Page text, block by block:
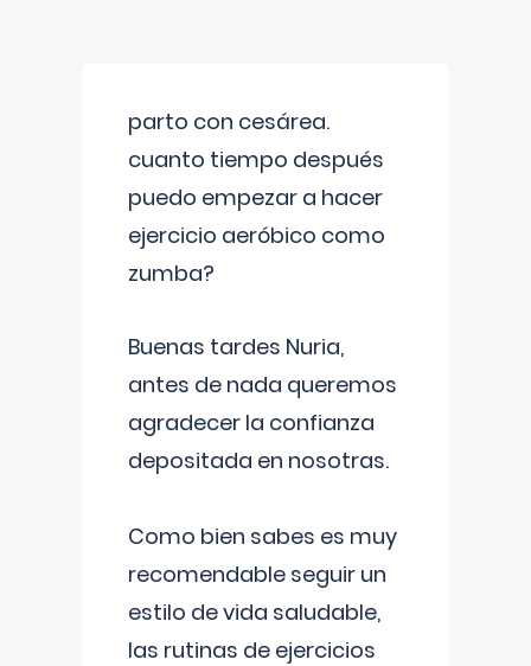
parto con cesárea.
cuanto tiempo después
puedo empezar a hacer
ejercicio aeróbico como
zumba?
Buenas tardes Nuria,
antes de nada queremos
agradecer la confianza
depositada en nosotras.
Como bien sabes es muy
recomendable seguir un
estilo de vida saludable,
las rutinas de ejercicios